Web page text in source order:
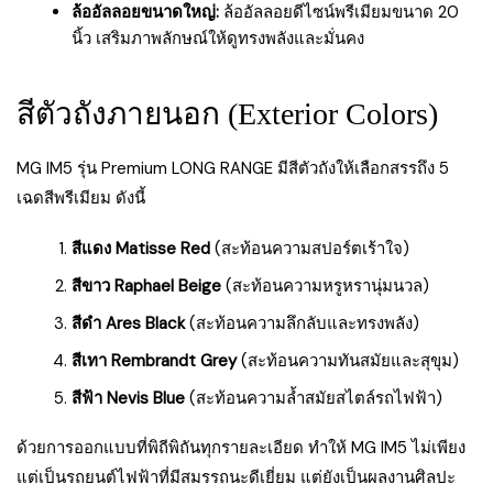
ล้ออัลลอยขนาดใหญ่: ล้ออัลลอยดีไซน์พรีเมียมขนาด 20
นิ้ว เสริมภาพลักษณ์ให้ดูทรงพลังและมั่นคง
สีตัวถังภายนอก (Exterior Colors)
MG IM5 รุ่น Premium LONG RANGE มีสีตัวถังให้เลือกสรรถึง 5
เฉดสีพรีเมียม ดังนี้
สีแดง Matisse Red (สะท้อนความสปอร์ตเร้าใจ)
สีขาว Raphael Beige (สะท้อนความหรูหรานุ่มนวล)
สีดำ Ares Black(สะท้อนความลึกลับและทรงพลัง)
สีเทา Rembrandt Grey(สะท้อนความทันสมัยและสุขุม)
สีฟ้า Nevis Blue (สะท้อนความล้ำสมัยสไตล์รถไฟฟ้า)
ด้วยการออกแบบที่พิถีพิถันทุกรายละเอียด ทำให้ MG IM5 ไม่เพียง
แต่เป็นรถยนต์ไฟฟ้าที่มีสมรรถนะดีเยี่ยม แต่ยังเป็นผลงานศิลปะ